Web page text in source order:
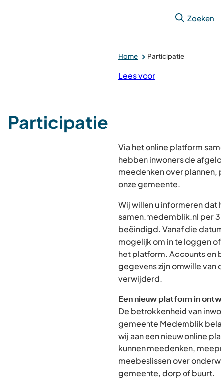
Zoeken
Home Participatie
Lees voor
Participatie
Via het online platform
hebben inwoners de
meedenken over
onze gemeente.
Wij willen u informeren dat
samen.medemblik.nl per
beëindigd. Vanaf die
mogelijk om in te loggen
het platform. Accounts en
gegevens zijn omwille van
verwijderd.
Een nieuw platform in
De betrokkenheid van
gemeente Medemblik
wij aan een nieuw online
kunnen meedenken,
meebeslissen over
gemeente, dorp of buurt.